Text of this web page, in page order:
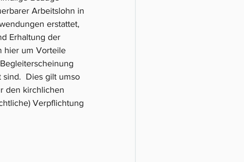
Arbeitslohn in
erstattet,
Erhaltung der
hier um Vorteile
Dies gilt umso
den kirchlichen
Verpflichtung